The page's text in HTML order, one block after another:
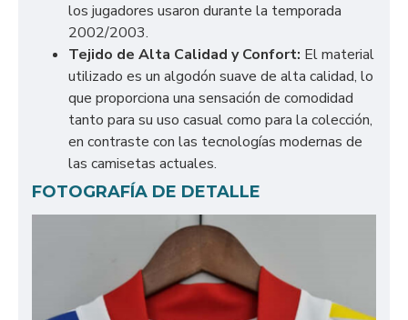
los jugadores usaron durante la temporada
2002/2003.
Tejido de Alta Calidad y Confort: El material
utilizado es un algodón suave de alta calidad, lo
que proporciona una sensación de comodidad
tanto para su uso casual como para la colección,
en contraste con las tecnologías modernas de
las camisetas actuales.
FOTOGRAFÍA DE DETALLE